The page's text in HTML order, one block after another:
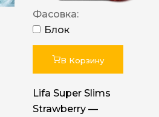
Фасовка:
Блок
В Корзину
Lifa Super Slims
Strawberry —